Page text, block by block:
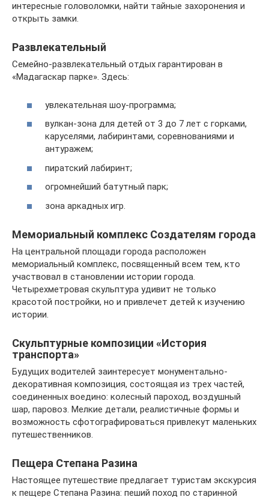
интересные головоломки, найти тайные захоронения и
открыть замки.
Развлекательный
Семейно-развлекательный отдых гарантирован в
«Мадагаскар парке». Здесь:
увлекательная шоу-программа;
вулкан-зона для детей от 3 до 7 лет с горками,
каруселями, лабиринтами, соревнованиями и
антуражем;
пиратский лабиринт;
огромнейший батутный парк;
зона аркадных игр.
Мемориальный комплекс Создателям города
На центральной площади города расположен
мемориальный комплекс, посвященный всем тем, кто
участвовал в становлении истории города.
Четырехметровая скульптура удивит не только
красотой постройки, но и привлечет детей к изучению
истории.
Скульптурные композиции «История
транспорта»
Будущих водителей заинтересует монументально-
декоративная композиция, состоящая из трех частей,
соединенных воедино: колесный пароход, воздушный
шар, паровоз. Мелкие детали, реалистичные формы и
возможность сфотографироваться привлекут маленьких
путешественников.
Пещера Степана Разина
Настоящее путешествие предлагает туристам экскурсия
к пещере Степана Разина: пеший поход по старинной